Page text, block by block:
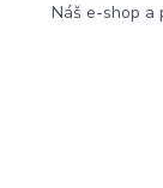
Náš e-shop a